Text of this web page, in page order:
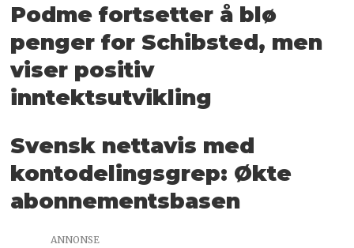
Podme fortsetter å blø
penger for Schibsted, men
viser positiv
inntektsutvikling
Svensk nettavis med
kontodelingsgrep: Økte
abonnementsbasen
ANNONSE